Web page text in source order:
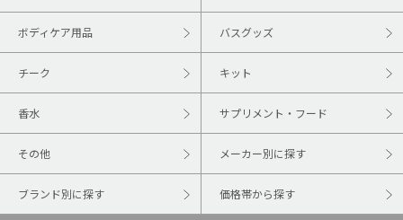
ボディケア用品 バスグッズ
チーク キット
香水 サプリメント・フード
その他 メーカー別に探す
ブランド別に探す 価格帯から探す